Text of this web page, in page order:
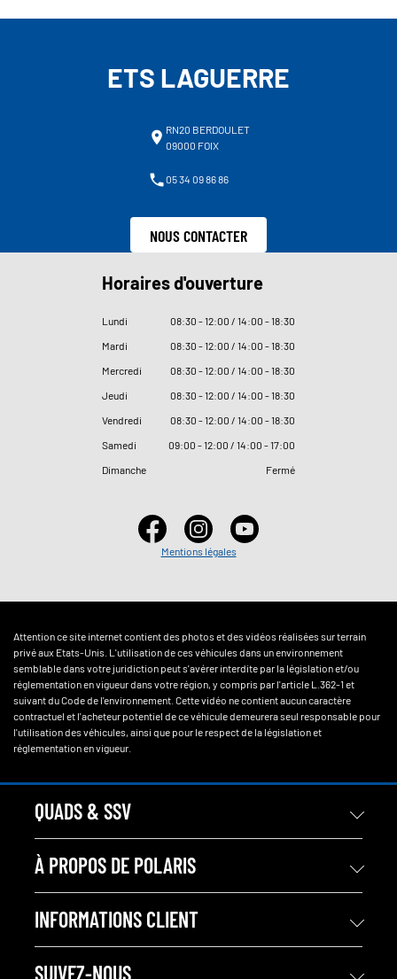
ETS LAGUERRE
RN20 BERDOULET
09000 FOIX
05 34 09 86 86
NOUS CONTACTER
Horaires d'ouverture
Lundi 08:30 - 12:00 / 14:00 - 18:30
Mardi
08:30 - 12:00 / 14:00 - 18:30
Mercredi
08:30 - 12:00 / 14:00 - 18:30
Jeudi
08:30 - 12:00 / 14:00 - 18:30
Vendredi
08:30 - 12:00 / 14:00 - 18:30
Samedi
09:00 - 12:00 / 14:00 - 17:00
Dimanche
Fermé
Mentions légales
Attention ce site internet contient des photos et des vidéos réalisées sur terrain
privé aux Etats-Unis. L'utilisation de ces véhicules dans un environnement
semblable dans votre juridiction peut s'avérer interdite par la législation et/ou
réglementation en vigueur dans votre région, y compris par l'article L.362-1 et
suivant du Code de l'environnement. Cette vidéo ne contient aucun caractère
contractuel et l'acheteur potentiel de ce véhicule demeurera seul responsable pour
l'utilisation des véhicules, ainsi que pour le respect de la législation et
réglementation en vigueur.
QUADS & SSV
À PROPOS DE POLARIS
INFORMATIONS CLIENT
SUIVEZ-NOUS